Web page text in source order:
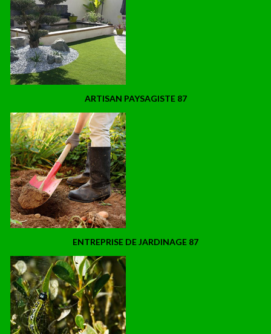
ARTISAN PAYSAGISTE 87
ENTREPRISE DE JARDINAGE 87